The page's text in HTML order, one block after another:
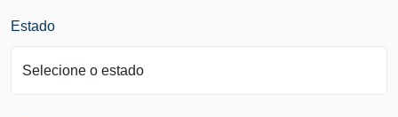
Estado